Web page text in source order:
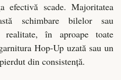
efectivă scade. Majoritatea
schimbare bilelor sau
în aproape toate
Hop-Up uzată sau un
din consistență.